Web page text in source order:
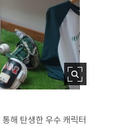
해 탄생한 우수 캐릭터